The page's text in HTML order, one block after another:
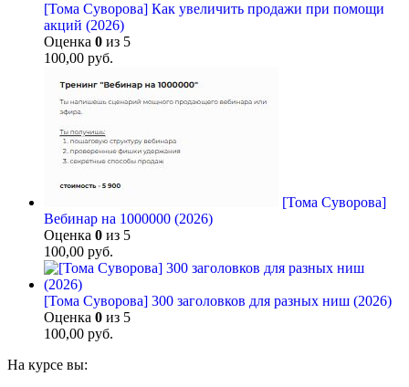
[Тома Суворова] Как увеличить продажи при помощи
акций (2026)
Оценка 0 из 5
100,00 руб.
[Тома Суворова]
Вебинар на 1000000 (2026)
Оценка 0 из 5
100,00 руб.
[Тома Суворова] 300 заголовков для разных ниш (2026)
Оценка 0 из 5
100,00 руб.
На курсе вы: